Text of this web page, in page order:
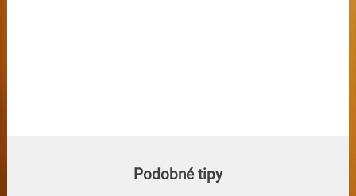
Podobné tipy